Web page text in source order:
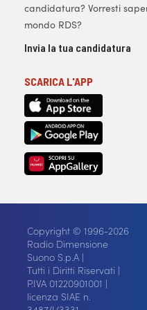
candidatura? Vorresti
mondo RDS?
Invia la tua candidatura
SCARICA L'APP
Copyright © 1996-2026
Radio Dimensione
Suono S.p.A |
Tutti i Diritti Riservati |
P.IVA 01220901001 |
licenza SIAE n.